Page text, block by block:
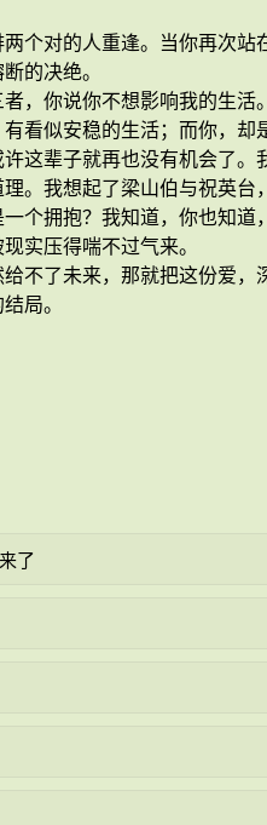
个对的人重逢。当你再次
的决绝。
，你说你不想影响我的生
看似安稳的生活；而你，却
这辈子就再也没有机会了
。我想起了梁山伯与祝英
个拥抱？我知道，你也知
实压得喘不过气来。
不了未来，那就把这份爱
局。
了